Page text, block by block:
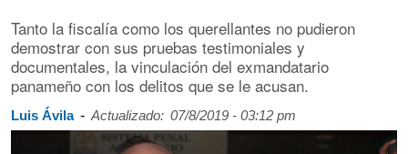
Tanto la fiscalía como los querellantes no pudieron
demostrar con sus pruebas testimoniales y
documentales, la vinculación del exmandatario
panameño con los delitos que se le acusan.
Luis Ávila - Actualizado: 07/8/2019 - 03:12 pm